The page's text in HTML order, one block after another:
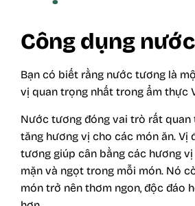
Công dụng
Bạn có biết rằng nước tương là
vị quan trọng nhất trong ẩm thực
Nước tương đóng vai trò rất
tăng hương vị cho các món ăn. Vị
tương giúp cân bằng các hương vị
mặn và ngọt trong mỗi món. Nó
món trở nên thơm ngon, độc đáo